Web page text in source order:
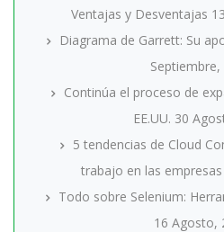
Ventajas y Desventajas
Diagrama de Garrett: Su
Septiembre,
Continúa el proceso de
EE.UU. 30
5 tendencias de Cloud
trabajo en las empresas
Todo sobre Selenium:
16 Agosto,